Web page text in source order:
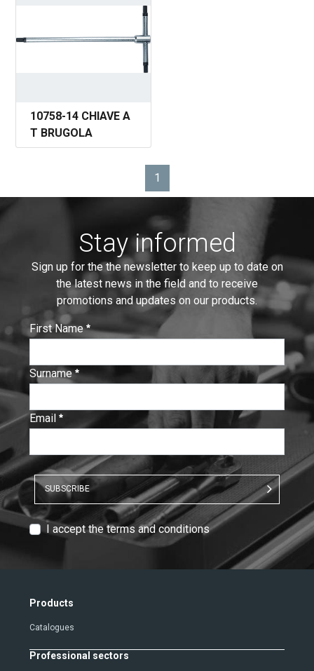
10758-14 CHIAVE A
T BRUGOLA
Page
1
Stay informed
Sign up for the the newsletter to keep up to date on
the latest news in the field and to receive
promotions and updates on our products.
First Name
:
0/ 280
Surname
:
0/ 280
Email
:
0/ 280
SUBSCRIBE
T
V
r
i
f
I accept the terms and conditions
Products
Catalogues
Professional sectors